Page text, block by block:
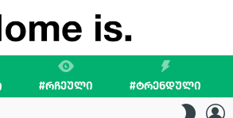
#ᲠᲩᲔᲣᲚᲘ #ᲢᲠᲔᲜᲓᲣᲚᲘ